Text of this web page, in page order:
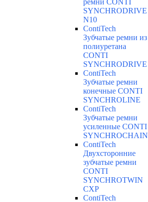
ремни CONTI
SYNCHRODRIVE
N10
ContiTech
Зубчатые ремни из
полиуретана
CONTI
SYNCHRODRIVE
ContiTech
Зубчатые ремни
конечные CONTI
SYNCHROLINE
ContiTech
Зубчатые ремни
усиленные CONTI
SYNCHROCHAIN
ContiTech
Двухсторонние
зубчатые ремни
CONTI
SYNCHROTWIN
CXP
ContiTech